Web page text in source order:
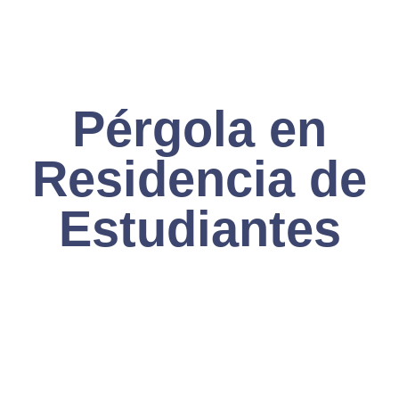
Pérgola en
Residencia de
Estudiantes